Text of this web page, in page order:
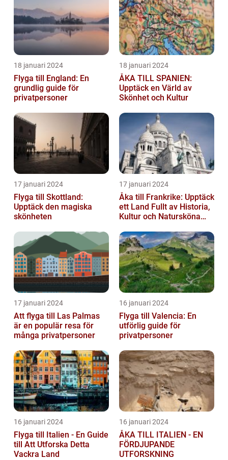
18 januari 2024
Flyga till England: En
grundlig guide för
privatpersoner
18 januari 2024
ÅKA TILL SPANIEN:
Upptäck en Värld av
Skönhet och Kultur
17 januari 2024
Flyga till Skottland:
Upptäck den magiska
skönheten
17 januari 2024
Åka till Frankrike: Upptäck
ett Land Fullt av Historia,
Kultur och Natursköna
17 januari 2024
Att flyga till Las Palmas
är en populär resa för
många privatpersoner
16 januari 2024
Flyga till Valencia: En
utförlig guide för
privatpersoner
16 januari 2024
Flyga till Italien - En Guide
till Att Utforska Detta
Vackra Land
16 januari 2024
ÅKA TILL ITALIEN - EN
FÖRDJUPANDE
UTFORSKNING